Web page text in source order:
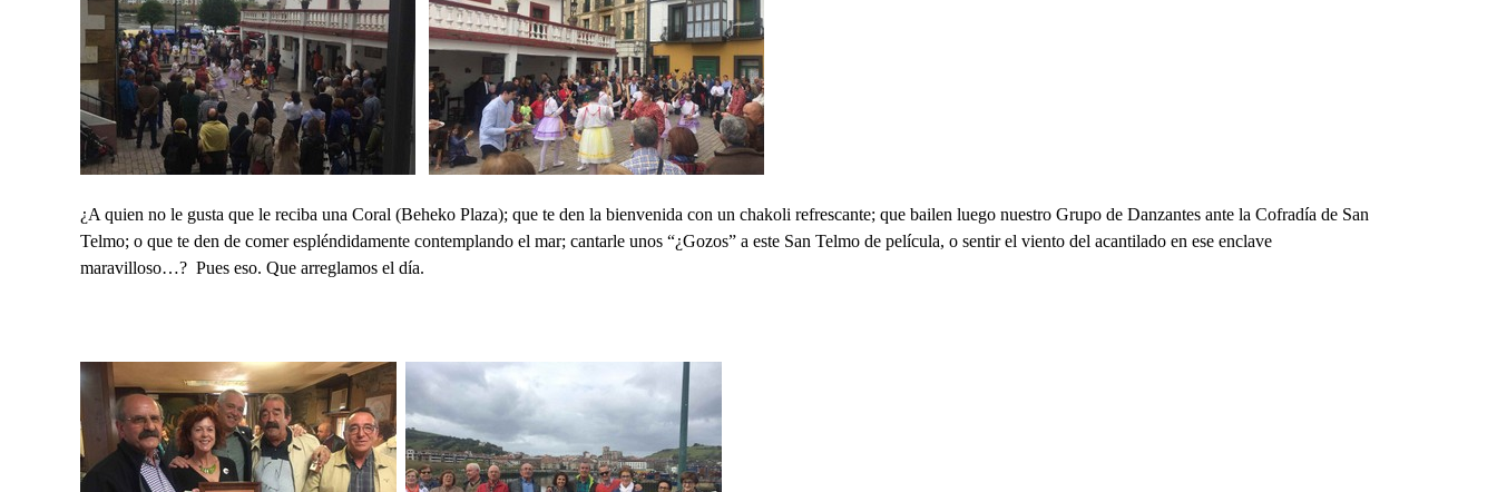
¿A quien no le gusta que le reciba una Coral (Beheko Plaza); que te den la bienvenida con un chakoli refrescante; que bailen luego nuestro Grupo de Danzantes ante la Cofradía de San
Telmo; o que te den de comer espléndidamente contemplando el mar; cantarle unos “¿Gozos” a este San Telmo de película, o sentir el viento del acantilado en ese enclave
maravilloso…? Pues eso. Que arreglamos el día.